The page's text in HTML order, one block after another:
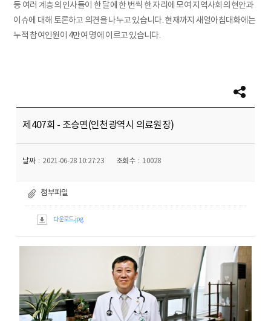
등 여러 계층의 인사들이 한 달에 한 번씩 한 자리에 모여 지역사회의 현안과
이슈에 대해 토론하고 의견을 나누고 있습니다. 현재까지 새얼아침대화에는
누적 참여인원이 4만여 명에 이르고 있습니다.
제407회 - 조승연(인천광역시 의료원장)
날짜 2021-06-28 10:27:23 조회수 10028
첨부파일
다운로드.jpg